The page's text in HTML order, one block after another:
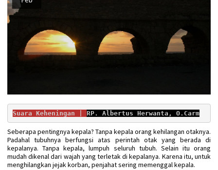
Suara Keheningan | RP. Albertus Herwanta, O.Carm
Seberapa pentingnya kepala? Tanpa kepala orang kehilangan otaknya.
Padahal tubuhnya berfungsi atas perintah otak yang berada di
kepalanya. Tanpa kepala, lumpuh seluruh tubuh. Selain itu orang
mudah dikenal dari wajah yang terletak di kepalanya. Karena itu, untuk
menghilangkan jejak korban, penjahat sering memenggal kepala.